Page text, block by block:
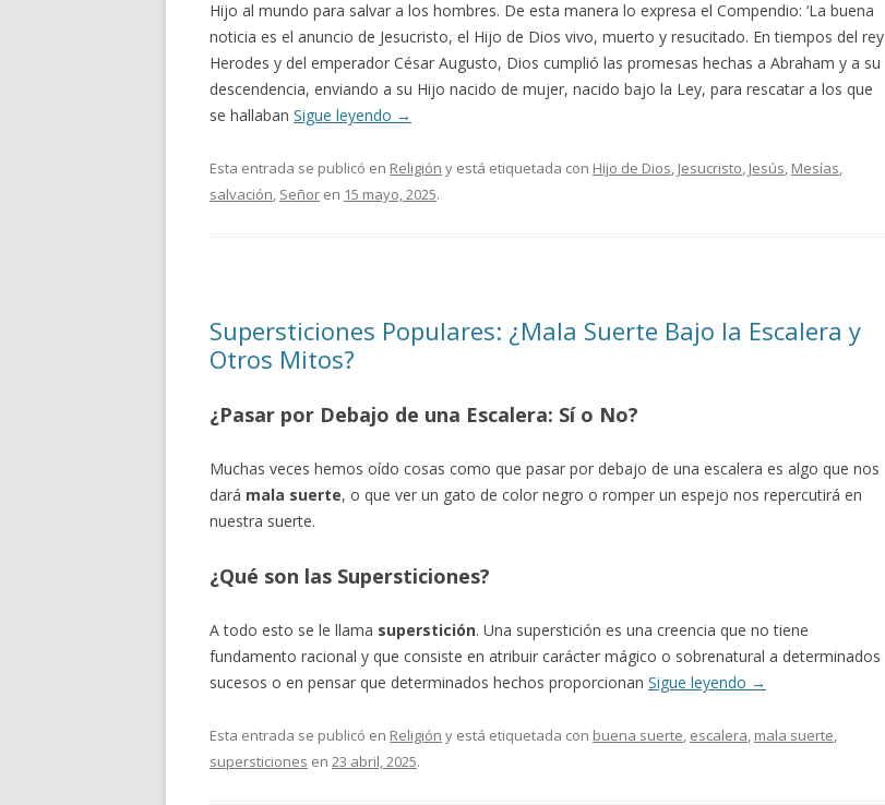
Hijo al mundo para salvar a los hombres. De esta manera lo expresa el Compendio: ‘La buena
noticia es el anuncio de Jesucristo, el Hijo de Dios vivo, muerto y resucitado. En tiempos del rey
Herodes y del emperador César Augusto, Dios cumplió las promesas hechas a Abraham y a su
descendencia, enviando a su Hijo nacido de mujer, nacido bajo la Ley, para rescatar a los que
se hallaban Sigue leyendo →
Esta entrada se publicó en Religión y está etiquetada con Hijo de Dios, Jesucristo, Jesús, Mesías,
salvación, Señor en 15 mayo, 2025.
Supersticiones Populares: ¿Mala Suerte Bajo la Escalera y
Otros Mitos?
¿Pasar por Debajo de una Escalera: Sí o No?
Muchas veces hemos oído cosas como que pasar por debajo de una escalera es algo que nos
dará mala suerte, o que ver un gato de color negro o romper un espejo nos repercutirá en
nuestra suerte.
¿Qué son las Supersticiones?
A todo esto se le llama superstición. Una superstición es una creencia que no tiene
fundamento racional y que consiste en atribuir carácter mágico o sobrenatural a determinados
sucesos o en pensar que determinados hechos proporcionan Sigue leyendo →
Esta entrada se publicó en Religión y está etiquetada con buena suerte, escalera, mala suerte,
supersticiones en 23 abril, 2025.